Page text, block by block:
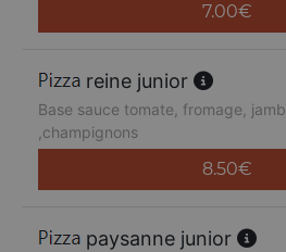
7.00€
reine junior
Base sauce tomate, fromage,
,champignons
8.50€
paysanne junior